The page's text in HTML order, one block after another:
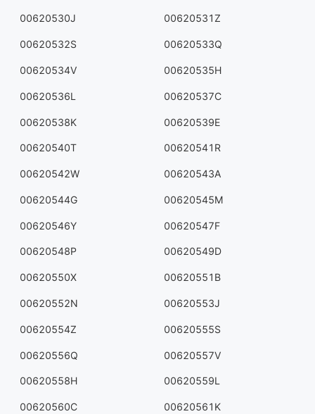
00620530J 00620531Z
00620532S 00620533Q
00620534V 00620535H
00620536L 00620537C
00620538K 00620539E
00620540T 00620541R
00620542W 00620543A
00620544G 00620545M
00620546Y 00620547F
00620548P 00620549D
00620550X 00620551B
00620552N 00620553J
00620554Z 00620555S
00620556Q 00620557V
00620558H 00620559L
00620560C 00620561K